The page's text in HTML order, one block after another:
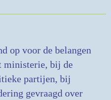
op voor de belangen
ministerie, bij de
partijen, bij
gevraagd over